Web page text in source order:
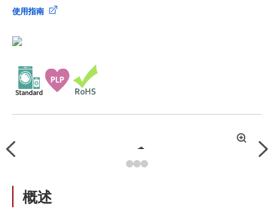
使用指南
Previous
拡
概述